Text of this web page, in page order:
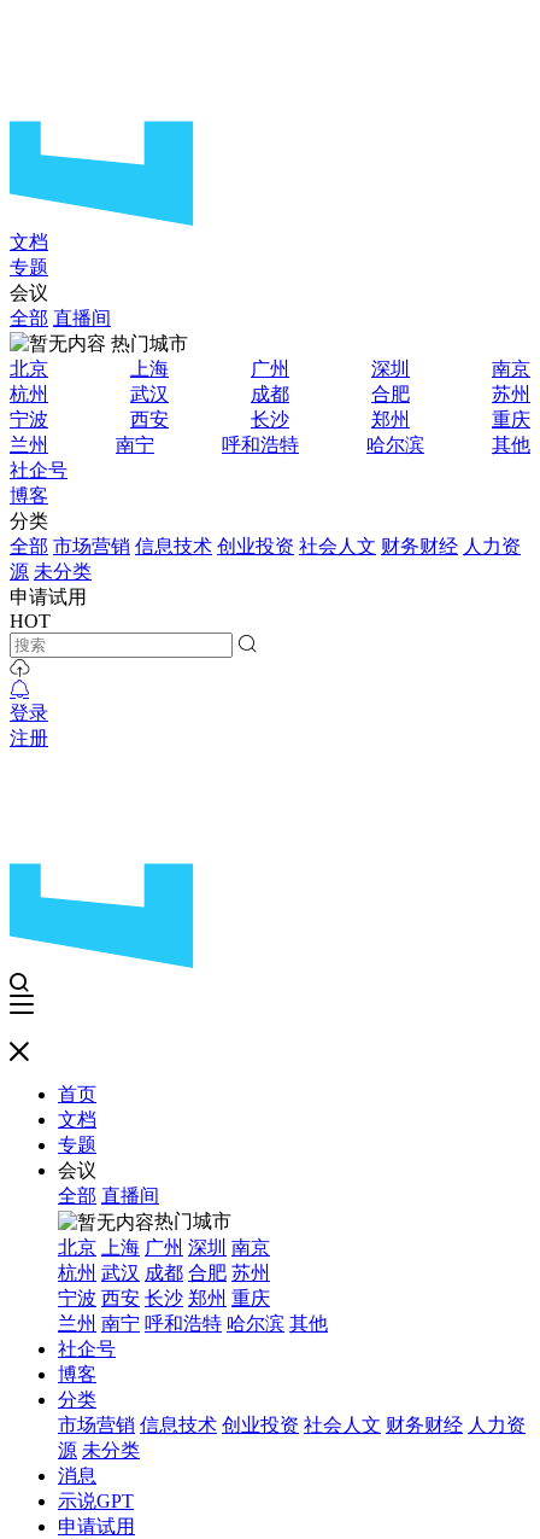
文档
专题
会议
全部 直播间
热门城市
北京
上海 广州 深圳
南京
杭州
武汉 成都 合肥
苏州
宁波
西安 长沙 郑州
重庆
兰州
南宁 呼和浩特 哈尔滨
其他
社企号
博客
分类
全部 市场营销 信息技术 创业投资 社会人文 财务财经 人力资
源 未分类
申请试用
HOT
登录
注册
首页
文档
专题
会议
全部 直播间
热门城市
北京
上海 广州 深圳 南京
杭州 武汉 成都 合肥 苏州
宁波 西安 长沙 郑州 重庆
兰州 南宁 呼和浩特 哈尔滨 其他
社企号
博客
分类
市场营销 信息技术 创业投资 社会人文 财务财经 人力资
源 未分类
消息
示说GPT
申请试用